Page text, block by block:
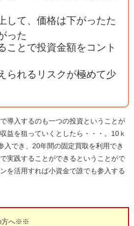
して、価格は下がったた
った
ことで投資金額をコント
られるリスクが極めて少
導入するのも一つの投資ということが
益を狙っていくとしたら・・・。10ｋ
入でき、20年間の固定買取を利用でき
実践することができるということがで
を活用すれば小資金で誰でも参入する
方へ※※